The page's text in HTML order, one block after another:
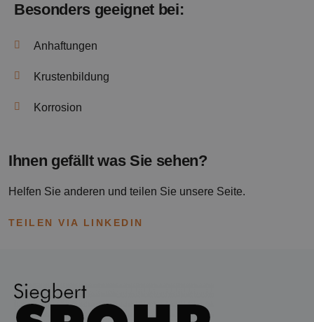
Besonders geeignet bei:
Anhaftungen
Krustenbildung
Korrosion
Ihnen gefällt was Sie sehen?
Helfen Sie anderen und teilen Sie unsere Seite.
TEILEN VIA LINKEDIN